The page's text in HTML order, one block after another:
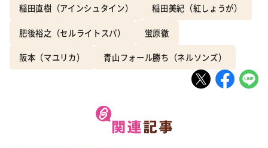
稲田直樹（アインシュタイン） 稲田美紀（紅しょうが）
肥後裕之（セルライトスパ） 蛍原徹
阪本（マユリカ） 青山フォール勝ち（ネルソンズ）